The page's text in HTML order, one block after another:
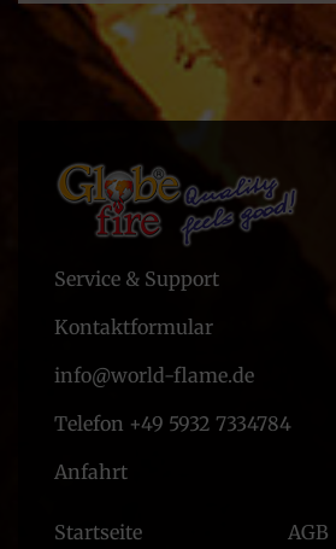
Service & Support
Kontaktformular
info@world-flame.de
Telefon +49 5932 7334784
Anfahrt
Startseite AGB